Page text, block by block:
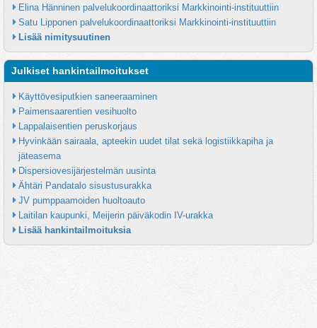
Elina Hänninen palvelukoordinaattoriksi Markkinointi-instituuttiin
Satu Lipponen palvelukoordinaattoriksi Markkinointi-instituuttiin
Lisää nimitysuutinen
Julkiset hankintailmoitukset
Käyttövesiputkien saneeraaminen
Paimensaarentien vesihuolto
Lappalaisentien peruskorjaus
Hyvinkään sairaala, apteekin uudet tilat sekä logistiikkapiha ja
jäteasema
Dispersiovesijärjestelmän uusinta
Ähtäri Pandatalo sisustusurakka
JV pumppaamoiden huoltoauto
Laitilan kaupunki, Meijerin päiväkodin IV-urakka
Lisää hankintailmoituksia